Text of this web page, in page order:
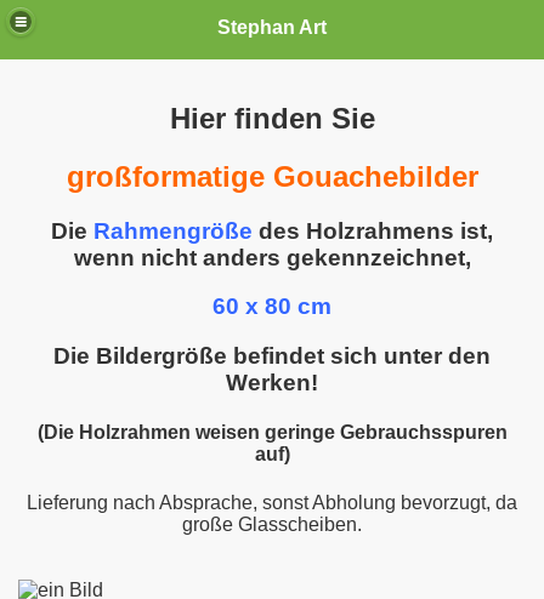
Stephan Art
Hier finden Sie
großformatige Gouachebilder
Die Rahmengröße des Holzrahmens ist,
wenn nicht anders gekennzeichnet,
60 x 80 cm
Die Bildergröße befindet sich unter den
Werken!
(Die Holzrahmen weisen geringe Gebrauchsspuren
auf)
Lieferung nach Absprache, sonst Abholung bevorzugt, da
große Glasscheiben.